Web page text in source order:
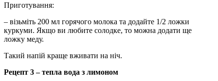
Приготування:
– візьміть 200 мл горячого молока та додайте 1/2 ложки
куркуми. Якщо ви любите солодке, то можна додати ще
ложку меду.
Такий напій краще вживати на ніч.
Рецепт 3 – тепла вода з лимоном